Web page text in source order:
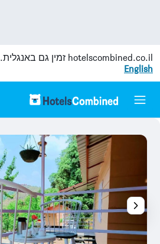
hotelscombined.co.il זמין גם באנגלית.
English